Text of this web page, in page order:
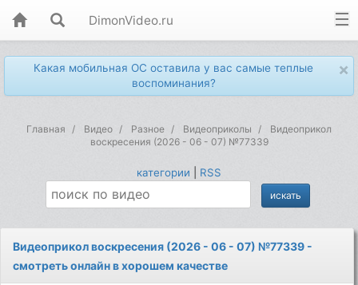
DimonVideo.ru
×
Какая мобильная ОС оставила у вас самые теплые
воспоминания?
Главная Видео Разное Видеоприколы
Видеоприкол
воскресения (2026 - 06 - 07) №77339
категории RSS
Видеоприкол воскресения (2026 - 06 - 07) №77339 -
смотреть онлайн в хорошем качестве